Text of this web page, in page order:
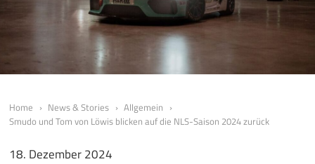
Home News & Stories
Allgemein
Smudo und Tom von Löwis blicken auf die NLS-Saison 2024 zurück
18. Dezember 2024